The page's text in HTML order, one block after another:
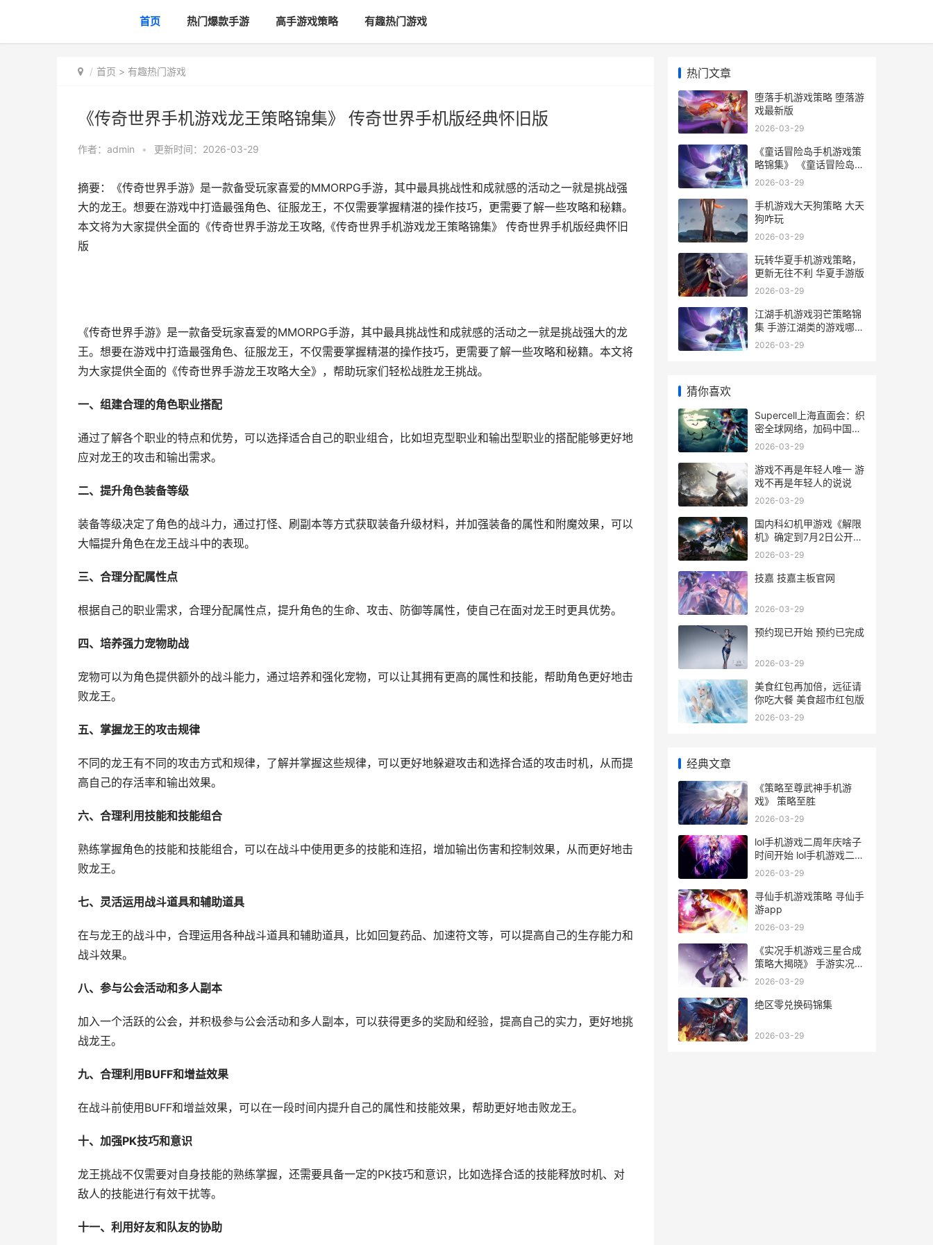
首页 热门爆款手游 高手游戏策略 有趣热门游戏
首页 > 有趣热门游戏
《传奇世界手机游戏龙王策略锦集》 传奇世界手机版经典怀旧版
作者： admin • 更新时间：2026-03-29
摘要：《传奇世界手游》是一款备受玩家喜爱的MMORPG手游，其中最具挑战性和成就感的活动之一就是挑战强
大的龙王。想要在游戏中打造最强角色、征服龙王，不仅需要掌握精湛的操作技巧，更需要了解一些攻略和秘籍。
本文将为大家提供全面的《传奇世界手游龙王攻略,《传奇世界手机游戏龙王策略锦集》 传奇世界手机版经典怀旧
版
《传奇世界手游》是一款备受玩家喜爱的MMORPG手游，其中最具挑战性和成就感的活动之一就是挑战强大的龙
王。想要在游戏中打造最强角色、征服龙王，不仅需要掌握精湛的操作技巧，更需要了解一些攻略和秘籍。本文将
为大家提供全面的《传奇世界手游龙王攻略大全》，帮助玩家们轻松战胜龙王挑战。
一、组建合理的角色职业搭配
通过了解各个职业的特点和优势，可以选择适合自己的职业组合，比如坦克型职业和输出型职业的搭配能够更好地
应对龙王的攻击和输出需求。
二、提升角色装备等级
装备等级决定了角色的战斗力，通过打怪、刷副本等方式获取装备升级材料，并加强装备的属性和附魔效果，可以
大幅提升角色在龙王战斗中的表现。
三、合理分配属性点
根据自己的职业需求，合理分配属性点，提升角色的生命、攻击、防御等属性，使自己在面对龙王时更具优势。
四、培养强力宠物助战
宠物可以为角色提供额外的战斗能力，通过培养和强化宠物，可以让其拥有更高的属性和技能，帮助角色更好地击
败龙王。
五、掌握龙王的攻击规律
不同的龙王有不同的攻击方式和规律，了解并掌握这些规律，可以更好地躲避攻击和选择合适的攻击时机，从而提
高自己的存活率和输出效果。
六、合理利用技能和技能组合
熟练掌握角色的技能和技能组合，可以在战斗中使用更多的技能和连招，增加输出伤害和控制效果，从而更好地击
败龙王。
七、灵活运用战斗道具和辅助道具
在与龙王的战斗中，合理运用各种战斗道具和辅助道具，比如回复药品、加速符文等，可以提高自己的生存能力和
战斗效果。
八、参与公会活动和多人副本
加入一个活跃的公会，并积极参与公会活动和多人副本，可以获得更多的奖励和经验，提高自己的实力，更好地挑
战龙王。
九、合理利用BUFF和增益效果
在战斗前使用BUFF和增益效果，可以在一段时间内提升自己的属性和技能效果，帮助更好地击败龙王。
十、加强PK技巧和意识
龙王挑战不仅需要对自身技能的熟练掌握，还需要具备一定的PK技巧和意识，比如选择合适的技能释放时机、对
敌人的技能进行有效干扰等。
十一、利用好友和队友的协助
热门文章
堕落手机游戏策略 堕落游
戏最新版
2026-03-29
《童话冒险岛手机游戏策
略锦集》 《童话冒险岛手
抄报图片
2026-03-29
手机游戏大天狗策略 大天
狗咋玩
2026-03-29
玩转华夏手机游戏策略，
更新无往不利 华夏手游版
2026-03-29
江湖手机游戏羽芒策略锦
集 手游江湖类的游戏哪个
好玩
2026-03-29
猜你喜欢
Supercell上海直面会：织
密全球网络，加码中国玩
家唯一尝试 supercell上
2026-03-29
游戏不再是年轻人唯一 游
戏不再是年轻人的说说
2026-03-29
国内科幻机甲游戏《解限
机》确定到7月2日公开测
试，登顶Steam国内游戏
游戏排名
2026-03-29
技嘉 技嘉主板官网
2026-03-29
预约现已开始 预约已完成
2026-03-29
美食红包再加倍，远征请
你吃大餐 美食超市红包版
2026-03-29
经典文章
《策略至尊武神手机游
戏》 策略至胜
2026-03-29
lol手机游戏二周年庆啥子
时间开始 lol手机游戏二周
目怎么玩
2026-03-29
寻仙手机游戏策略 寻仙手
游app
2026-03-29
《实况手机游戏三星合成
策略大揭晓》 手游实况
2022
2026-03-29
绝区零兑换码锦集
2026-03-29